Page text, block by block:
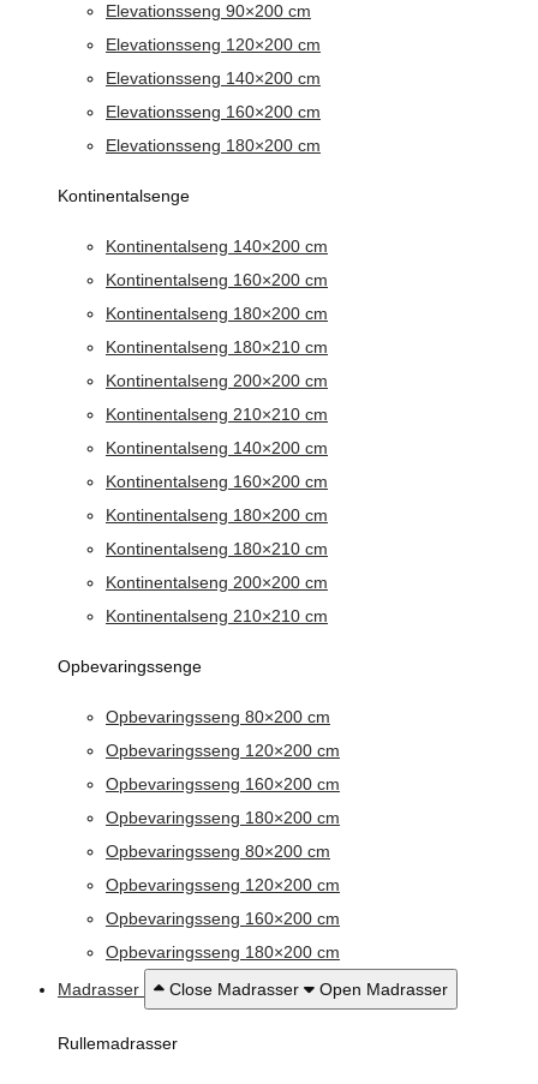
Elevationsseng 90×200 cm
Elevationsseng 120×200 cm
Elevationsseng 140×200 cm
Elevationsseng 160×200 cm
Elevationsseng 180×200 cm
Kontinentalsenge
Kontinentalseng 140×200 cm
Kontinentalseng 160×200 cm
Kontinentalseng 180×200 cm
Kontinentalseng 180×210 cm
Kontinentalseng 200×200 cm
Kontinentalseng 210×210 cm
Kontinentalseng 140×200 cm
Kontinentalseng 160×200 cm
Kontinentalseng 180×200 cm
Kontinentalseng 180×210 cm
Kontinentalseng 200×200 cm
Kontinentalseng 210×210 cm
Opbevaringssenge
Opbevaringsseng 80×200 cm
Opbevaringsseng 120×200 cm
Opbevaringsseng 160×200 cm
Opbevaringsseng 180×200 cm
Opbevaringsseng 80×200 cm
Opbevaringsseng 120×200 cm
Opbevaringsseng 160×200 cm
Opbevaringsseng 180×200 cm
Madrasser
Close Madrasser Open Madrasser
Rullemadrasser